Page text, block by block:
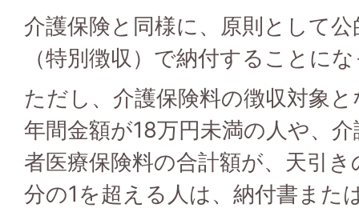
介護保険と同様に、原則として
（特別徴収）で納付することに
ただし、介護保険料の徴収対象
年間金額が18万円未満の人や、
者医療保険料の合計額が、天引
分の1を超える人は、納付書また